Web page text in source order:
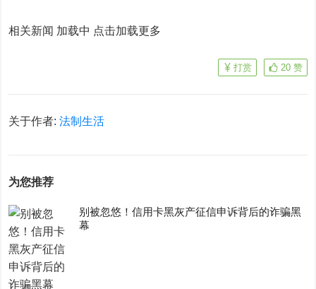
相关新闻 加载中 点击加载更多
20 赞
打赏
关于作者:法制生活
为您推荐
别被忽悠！信用卡黑灰产征信申诉背后的诈骗黑
幕